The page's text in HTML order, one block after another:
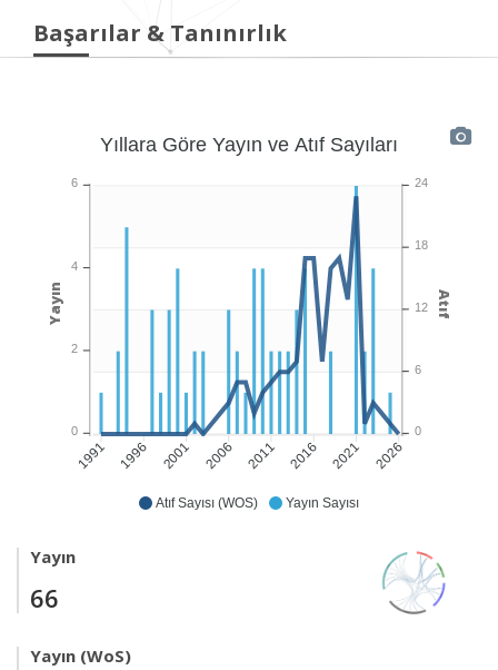
Başarılar & Tanınırlık
Atıf Sayısı (WOS) Yayın Sayısı
1991 1996 2001 2006 2011 2016 2021 2026
Yıllara Göre Yayın ve Atıf Sayıları
24
18
12
6
0
Atıf
6
4
2
0
Yayın
Yayın
66
Yayın (WoS)